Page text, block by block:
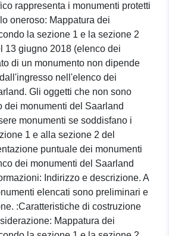
rappresenta i monumenti protetti
oneroso: Mappatura dei
la sezione 1 e la sezione 2
13 giugno 2018 (elenco dei
di un monumento non dipende
nell'elenco dei
Gli oggetti che non sono
dei monumenti del Saarland
monumenti se soddisfano i
1 e alla sezione 2 del
puntuale dei monumenti
dei monumenti del Saarland
Indirizzo e descrizione. A
elencati sono preliminari e
:Caratteristiche di costruzione
Mappatura dei